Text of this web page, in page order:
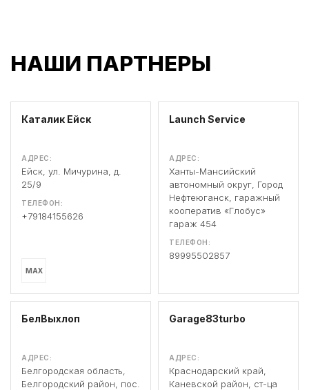
НАШИ ПАРТНЕРЫ
Каталик Ейск
АДРЕС:
Ейск, ул. Мичурина, д.
25/9
ТЕЛЕФОН:
+79184155626
MAX
Launch Service
АДРЕС:
Ханты-Мансийский
автономный округ, Город
Нефтеюганск, гаражный
кооператив «Глобус»
гараж 454
ТЕЛЕФОН:
89995502857
БелВыхлоп
АДРЕС:
Белгородская область,
Белгородский район, пос.
Garage83turbo
АДРЕС:
Краснодарский край,
Каневской район, ст-ца